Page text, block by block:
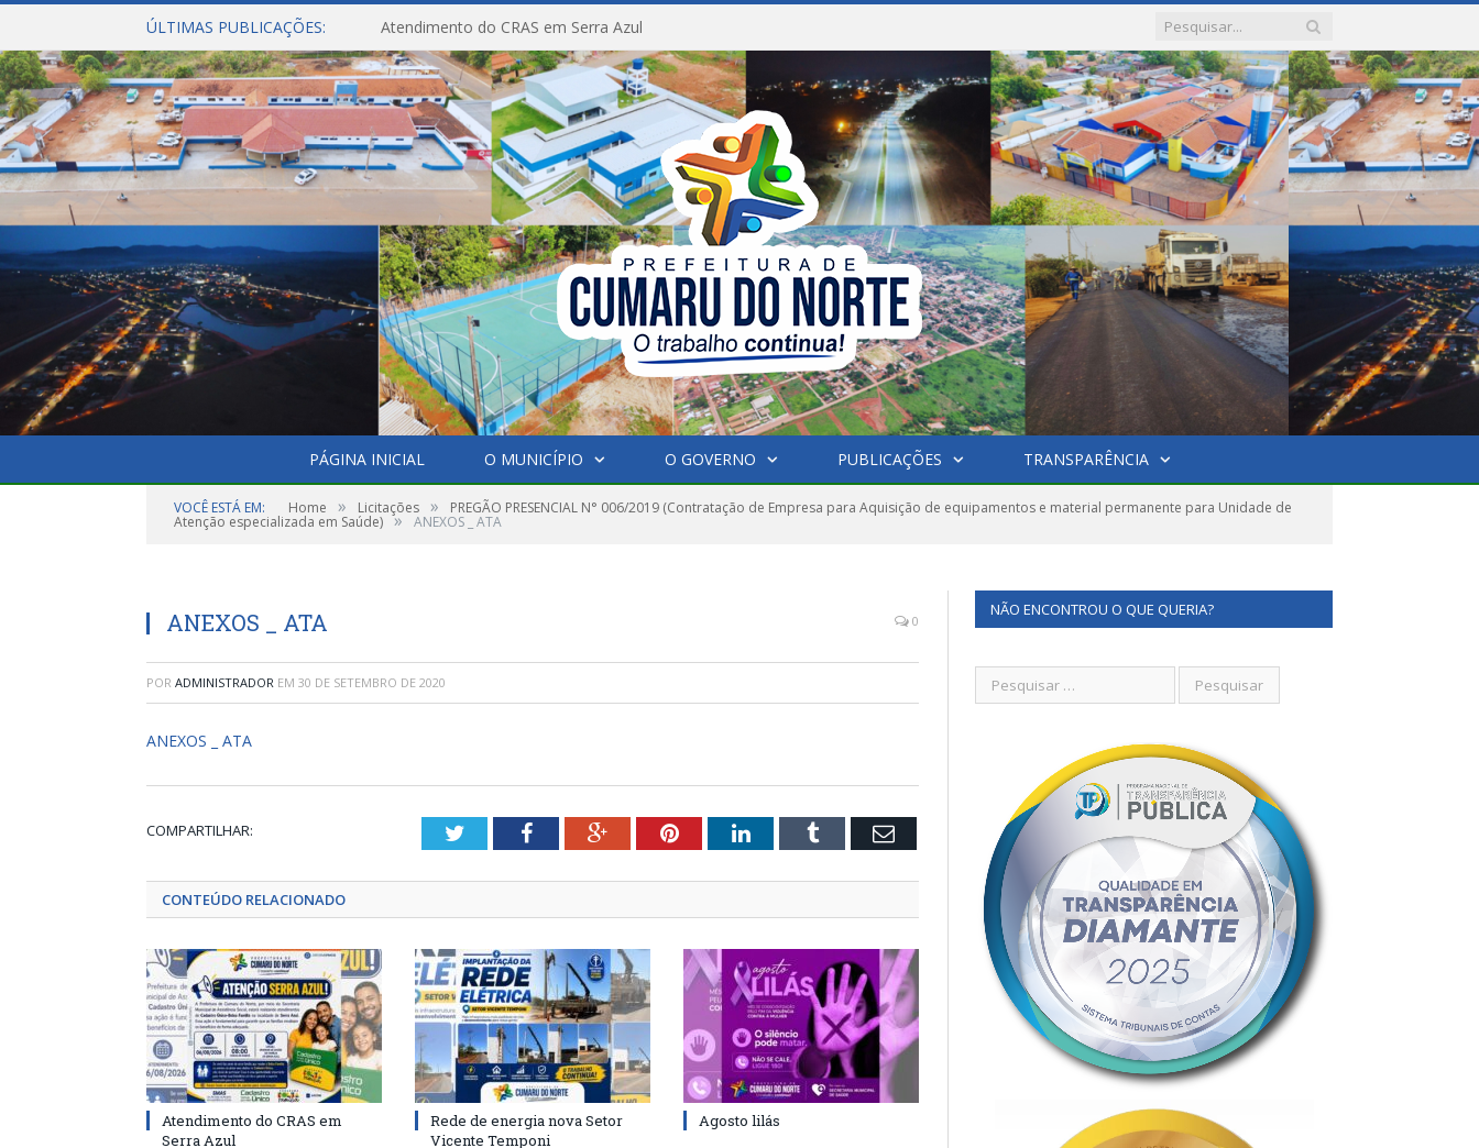
ÚLTIMAS PUBLICAÇÕES: Atendimento do CRAS em Serra Azul
PÁGINA INICIAL O MUNICÍPIO O GOVERNO PUBLICAÇÕES TRANSPARÊNCIA
VOCÊ ESTÁ EM: Home » Licitações » PREGÃO PRESENCIAL N° 006/2019 (Contratação de Empresa para Aquisição de equipamentos e material permanente para Unidade de
Atenção especializada em Saúde) » ANEXOS _ ATA
ANEXOS _ ATA 0
POR ADMINISTRADOR EM 30 DE SETEMBRO DE 2020
ANEXOS _ ATA
COMPARTILHAR: TwitterFacebookGoogle+PinterestLinkedInTumblr Email
CONTEÚDO RELACIONADO
Atendimento do CRAS em
Serra Azul
Rede de energia nova Setor
Vicente Temponi
Agosto lilás
NÃO ENCONTROU O QUE QUERIA?